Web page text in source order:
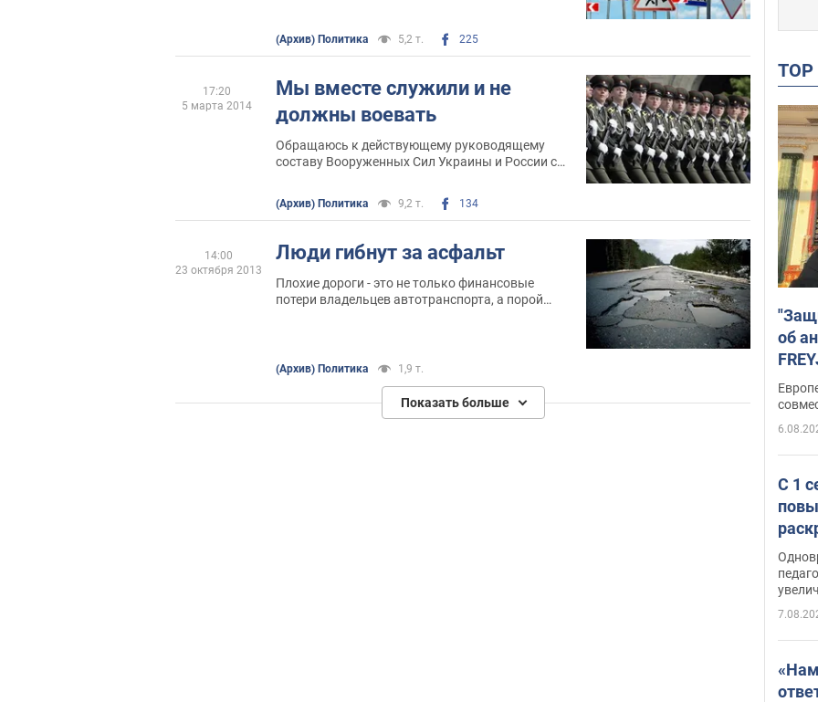
(Архив) Политика 5,2 т. 225
Мы вместе служили и не
должны воевать
Обращаюсь к действующему руководящему
составу Вооруженных Сил Украины и России с
(Архив) Политика 9,2 т. 134
17:20
5 марта 2014
Люди гибнут за асфальт
Плохие дороги - это не только финансовые
потери владельцев автотранспорта, а порой
(Архив) Политика 1,9 т.
14:00
23 октября 2013
Показать больше
об
С 1